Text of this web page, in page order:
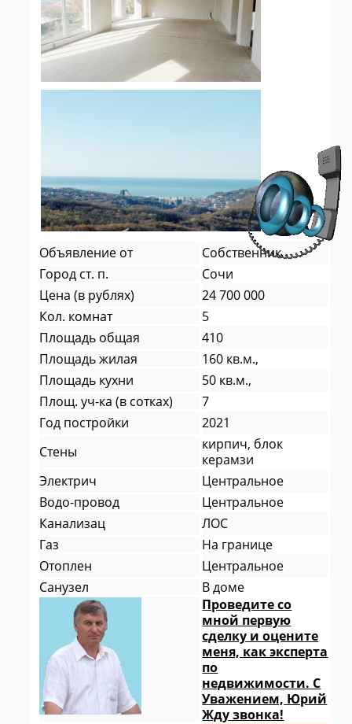
Объявление от
Собственник
Город ст. п.
Сочи
Цена (в рублях)
24 700 000
Кол. комнат
5
Площадь общая
410
Площадь жилая
160 кв.м.,
Площадь кухни
50 кв.м.,
Площ. уч-ка (в сотках)
7
Год постройки
2021
Стены
кирпич, блок
керамзи
Электрич
Центральное
Водо-провод
Центральное
Канализац
ЛОС
Газ
На границе
Отоплен
Центральное
Санузел
В доме
Проведите со
мной первую
сделку и оцените
меня, как эксперта
по
недвижимости. С
Уважением, Юрий
Жду звонка!